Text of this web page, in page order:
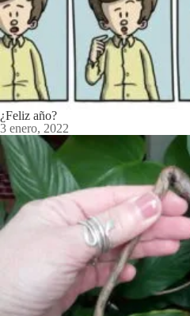
¿Feliz año?
3 enero, 2022